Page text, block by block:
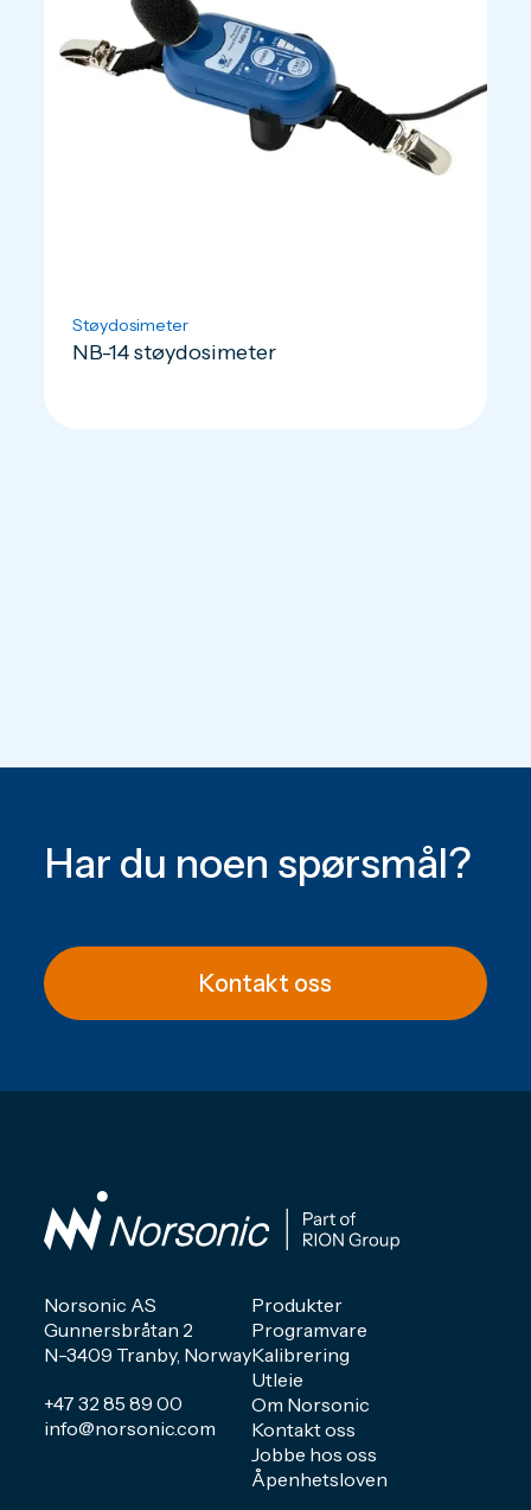
Støydosimeter
NB-14 støydosimeter
Har du noen spørsmål?
Kontakt oss
Norsonic AS
Gunnersbråtan 2
N-3409 Tranby, Norway
+47 32 85 89 00
info@norsonic.com
Produkter
Programvare
Kalibrering
Utleie
Om Norsonic
Kontakt oss
Jobbe hos oss
Åpenhetsloven